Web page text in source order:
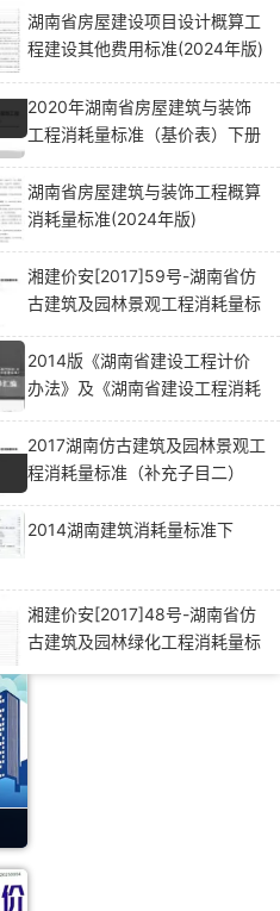
湖南省房屋建设项目设计概算工
程建设其他费用标准(2024年版)
2020年湖南省房屋建筑与装饰
工程消耗量标准（基价表）下册
湖南省房屋建筑与装饰工程概算
消耗量标准(2024年版)
湘建价安[2017]59号-湖南省仿
古建筑及园林景观工程消耗量标
2014版《湖南省建设工程计价
办法》及《湖南省建设工程消耗
2017湖南仿古建筑及园林景观工
程消耗量标准（补充子目二）
2014湖南建筑消耗量标准下
湘建价安[2017]48号-湖南省仿
古建筑及园林绿化工程消耗量标